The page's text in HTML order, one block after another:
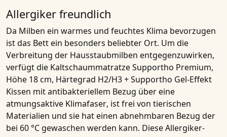
Allergiker freundlich
Da Milben ein warmes und feuchtes Klima bevorzugen
ist das Bett ein besonders beliebter Ort. Um die
Verbreitung der Hausstaubmilben entgegenzuwirken,
verfügt die Kaltschaummatratze Supportho Premium,
Höhe 18 cm, Härtegrad H2/H3 + Supportho Gel-Effekt
Kissen mit antibakteriellem Bezug über eine
atmungsaktive Klimafaser, ist frei von tierischen
Materialien und sie hat einen abnehmbaren Bezug der
bei 60 °C gewaschen werden kann. DieseAllergiker-